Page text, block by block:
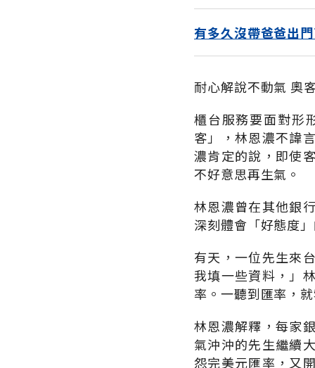
有多久沒帶爸爸出
耐心解說不動氣 奧
櫃台服務要面對形
客」，林恩濃不諱
濃肯定的說，即使
不好意思再生氣。
林恩濃曾在其他銀
深刻體會「好態度
有天，一位先生來
我填一些資料，」
率。一聽到匯率，
林恩濃解釋，每家
氣沖沖的先生繼續
怨完美元匯率，又